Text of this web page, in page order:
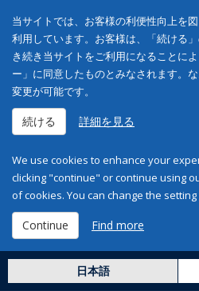
当サイトでは、お客様の利便性向上を
利用しています。お客様は、「続ける
き続き当サイトをご利用になることに
ー」に同意したものとみなされます。
変更が可能です。
続ける 詳細を見る
We use cookies to enhance your
clicking "continue" or continue using
of cookies. You can change the
Continue Find more
日本語